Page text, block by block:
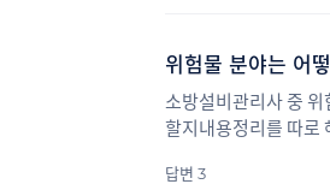
위험물 분야는 어
소방설비관리사 중
할지내용정리를 따로
답변 3